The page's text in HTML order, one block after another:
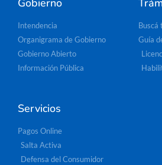
Gobierno
Intendencia
Organigrama de Gobierno
Gobierno Abierto
Información Pública
Guía
Servicios
Pagos Online
Salta Activa
Defensa del Consumidor